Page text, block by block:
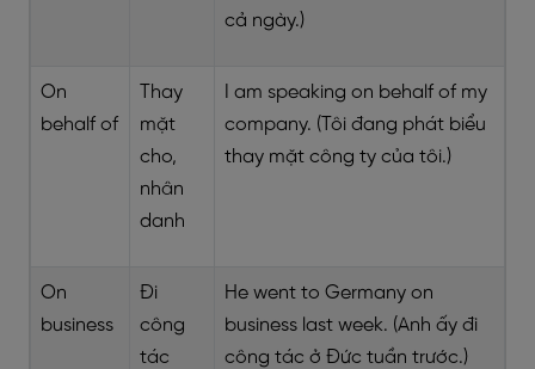
cả ngày.)
On
behalf of
Thay
mặt
cho,
nhân
danh
I am speaking on behalf of my
company. (Tôi đang phát biểu
thay mặt công ty của tôi.)
On
business
Đi
công
tác
He went to Germany on
business last week. (Anh ấy đi
công tác ở Đức tuần trước.)